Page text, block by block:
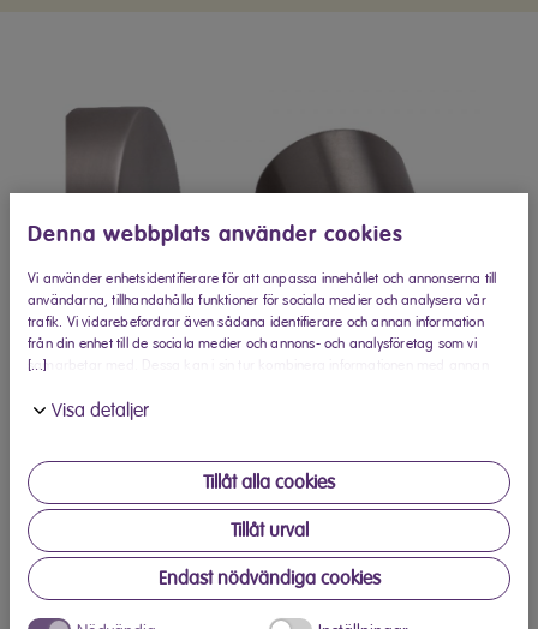
Denna webbplats använder cookies
[...]
Vi använder enhetsidentifierare för att anpassa innehållet och annonserna till
användarna, tillhandahålla funktioner för sociala medier och analysera vår
trafik. Vi vidarebefordrar även sådana identifierare och annan information
från din enhet till de sociala medier och annons- och analysföretag som vi
samarbetar med. Dessa kan i sin tur kombinera informationen med annan
använt deras tjänster.
Visa detaljer
Tillåt alla cookies
Tillåt urval
Endast nödvändiga cookies
Saatavilla Veikon Koneelta